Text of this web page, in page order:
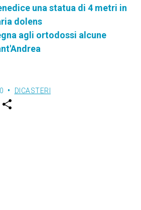
una statua di 4 metri in
dolens
agli ortodossi alcune
DICASTERI
w